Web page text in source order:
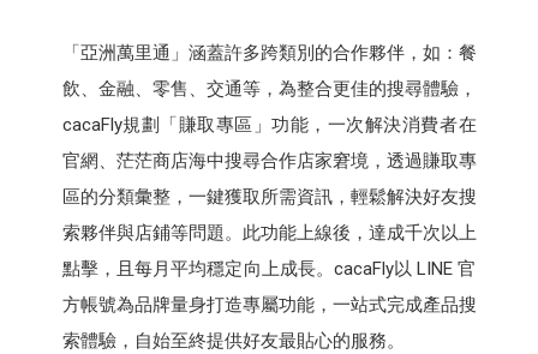
「亞洲萬里通」涵蓋許多跨類別的合作夥伴，如：餐
飲、金融、零售、交通等，為整合更佳的搜尋體驗，
cacaFly規劃「賺取專區」功能，一次解決消費者在
官網、茫茫商店海中搜尋合作店家窘境，透過賺取專
區的分類彙整，一鍵獲取所需資訊，輕鬆解決好友搜
索夥伴與店鋪等問題。此功能上線後，達成千次以上
點擊，且每月平均穩定向上成長。cacaFly以 LINE 官
方帳號為品牌量身打造專屬功能，一站式完成產品搜
索體驗，自始至終提供好友最貼心的服務。